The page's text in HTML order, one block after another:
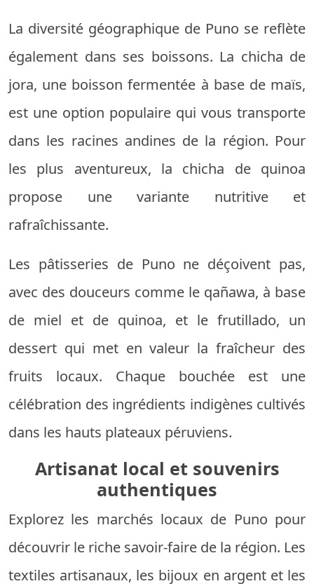
La diversité géographique de Puno se reflète
également dans ses boissons. La chicha de
jora, une boisson fermentée à base de maïs,
est une option populaire qui vous transporte
dans les racines andines de la région. Pour
les plus aventureux, la chicha de quinoa
propose une variante nutritive et
rafraîchissante.
Les pâtisseries de Puno ne déçoivent pas,
avec des douceurs comme le qañawa, à base
de miel et de quinoa, et le frutillado, un
dessert qui met en valeur la fraîcheur des
fruits locaux. Chaque bouchée est une
célébration des ingrédients indigènes cultivés
dans les hauts plateaux péruviens.
Artisanat local et souvenirs
authentiques
Explorez les marchés locaux de Puno pour
découvrir le riche savoir-faire de la région. Les
textiles artisanaux, les bijoux en argent et les